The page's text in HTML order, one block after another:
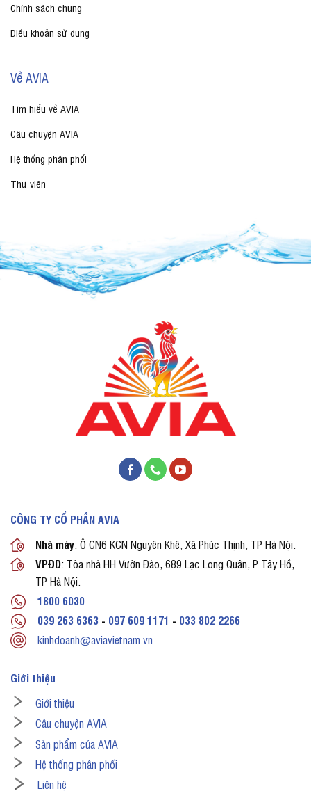
Chính sách chung
Điều khoản sử dụng
Về AVIA
Tìm hiểu về AVIA
Câu chuyện AVIA
Hệ thống phân phối
Thư viện
CÔNG TY CỔ PHẦN AVIA
Nhà máy: Ô CN6 KCN Nguyên Khê, Xã Phúc Thịnh, TP Hà Nội.
VPĐD: Tòa nhà HH Vườn Đào, 689 Lạc Long Quân, P Tây Hồ,
TP Hà Nội.
1800 6030
039 263 6363 - 097 609 1171 - 033 802 2266
kinhdoanh@aviavietnam.vn
Giới thiệu
Giới thiệu
Câu chuyện AVIA
Sản phẩm của AVIA
Hệ thống phân phối
Liên hệ